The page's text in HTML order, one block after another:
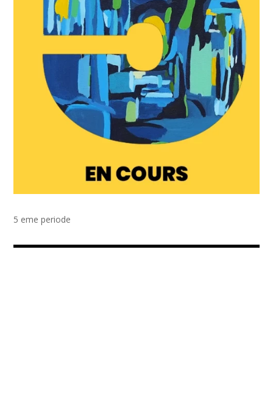
5 eme periode